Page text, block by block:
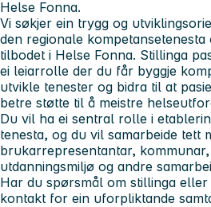
Helse Fonna.
Vi søkjer ein trygg og
den regionale
tilbodet i Helse Fonna. Stillinga
ei leiarrolle der du får byggje
utvikle tenester og bidra til at
betre støtte til å meistre
Du vil ha ei sentral rolle i
tenesta, og du vil samarbeide tett
brukarrepresentantar,
utdanningsmiljø og andre
Har du spørsmål om stillinga
kontakt for ein uforpliktande